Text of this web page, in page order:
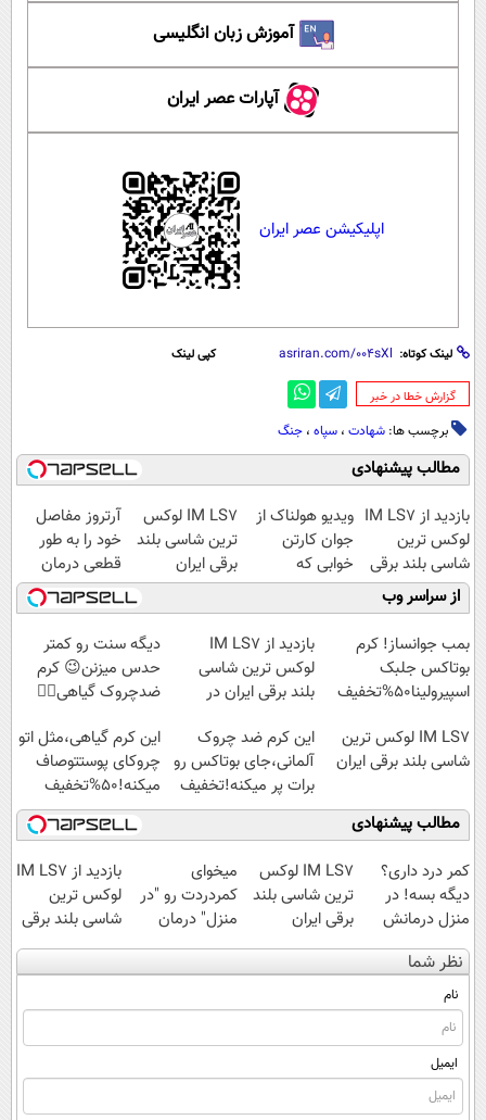
آموزش زبان انگلیسی
آپارات عصر ایران
اپلیکیشن عصر ایران
لینک کوتاه: کپی لینک
‌گزارش خطا در خبر
برچسب ها: شهادت ، سپاه ، جنگ
مطالب پیشنهادی
بازدید از IM LS7
لوکس ترین
شاسی بلند برقی
ایران در باشگاه
انقلاب
ویدیو هولناک از
جوان کارتن
خوابی که
میلیاردر شد.
آموزش رایگان
IM LS7 لوکس
ترین شاسی بلند
برقی ایران
آرتروز مفاصل
خود را به طور
قطعی درمان
کنید!
◗پرسش‌نامه◖
از سراسر وب
بمب جوانساز! کرم
بوتاکس جلبک
اسپیرولینا50%تخفیف
بازدید از IM LS7
لوکس ترین شاسی
بلند برقی ایران در
دیگه سنت رو کمتر
حدس میزنن😉 کرم
ضدچروک گیاهی👈🏻
IM LS7 لوکس ترین
شاسی بلند برقی ایران
این کرم ضد چروک
آلمانی،جای بوتاکس رو
برات پر میکنه!تخفیف
تا امشب
این کرم گیاهی،مثل اتو
چروکای پوستتوصاف
میکنه!50%تخفیف
مطالب پیشنهادی
کمر درد داری؟
دیگه بسه! در
منزل درمانش
کن
(◀پرسش‌نامه)
IM LS7 لوکس
ترین شاسی بلند
برقی ایران
میخوای
کمردردت رو "در
منزل" درمان
کنی؟ (◂فیلم +
بازدید از IM LS7
لوکس ترین
شاسی بلند برقی
ایران در باشگاه
نظر شما
نام
ایمیل